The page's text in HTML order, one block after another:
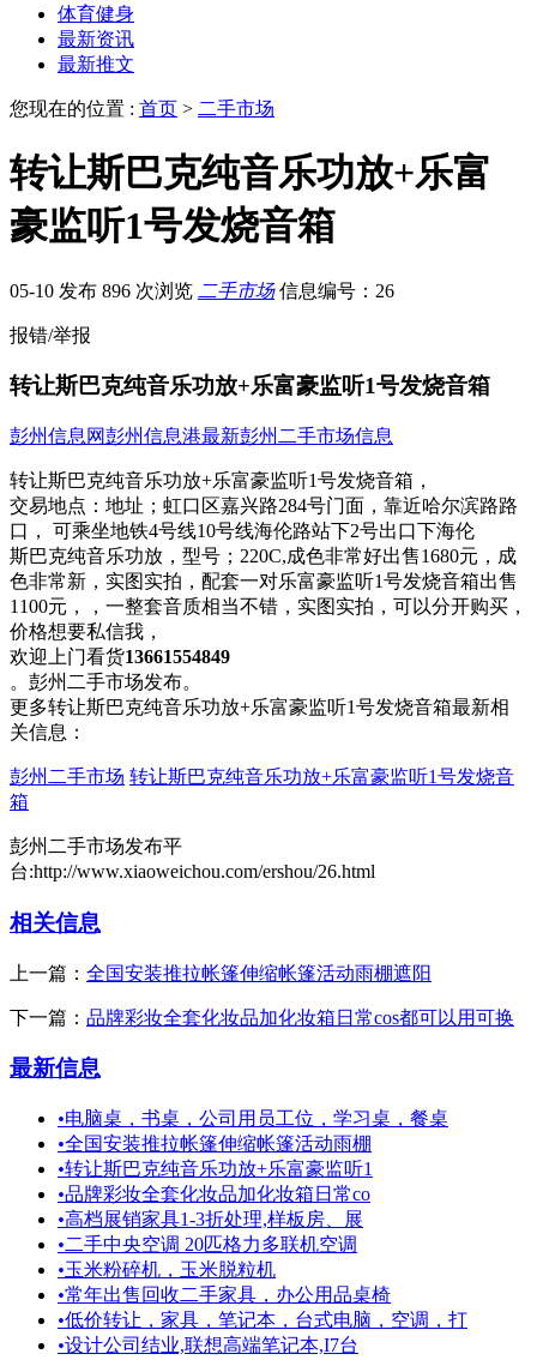
体育健身
最新资讯
最新推文
您现在的位置 : 首页 > 二手市场
转让斯巴克纯音乐功放+乐富
豪监听1号发烧音箱
05-10 发布 896 次浏览 二手市场 信息编号：26
报错/举报
转让斯巴克纯音乐功放+乐富豪监听1号发烧音箱
彭州信息网彭州信息港最新彭州二手市场信息
转让斯巴克纯音乐功放+乐富豪监听1号发烧音箱，
交易地点： 地址；虹口区嘉兴路284号门面，靠近哈尔滨路路
口， 可乘坐地铁4号线10号线海伦路站下2号出口下海伦
斯巴克纯音乐功放，型号；220C,成色非常​‌‌​​‌‌​‌‌‌‌好出售1680元，成
色非常新，实图实拍，配套一对乐富豪监听1号发烧音箱出售
1100元，，一整套音质相当不错，实图实拍，可以分开购买，
价格想要私信我，
欢迎上门看货13661554849
。彭州二手市场发布。
更多转让斯巴克纯音乐功放+乐富豪监听1号发烧音箱最新相
关信息：
彭州二手市场 转让斯巴克纯音乐功放+乐富豪监听1号发烧音
箱
彭州二手市场发布平
台:http://www.xiaoweichou.com/ershou/26.html
相关信息
上一篇： 全国安装推拉帐篷伸缩帐篷活动雨棚遮阳
下一篇： 品牌彩妆全套化妆品加化妆箱日常cos都可以用可换
最新信息
•电脑桌，书桌，公司用员工位，学习桌，餐桌
•全国安装推拉帐篷伸缩帐篷活动雨棚
•转让斯巴克纯音乐功放+乐富豪监听1
•品牌彩妆全套化妆品加化妆箱日常co
•高档展销家具1-3折处理,样板房、展
•二手中央空调 20匹格力多联机空调
•玉米粉碎机，玉米脱粒机
•常年出售回收二手家具，办公用品桌椅
•低价转让，家具，笔记本，台式电脑，空调，打
•设计公司结业,联想高端笔记本,I7台